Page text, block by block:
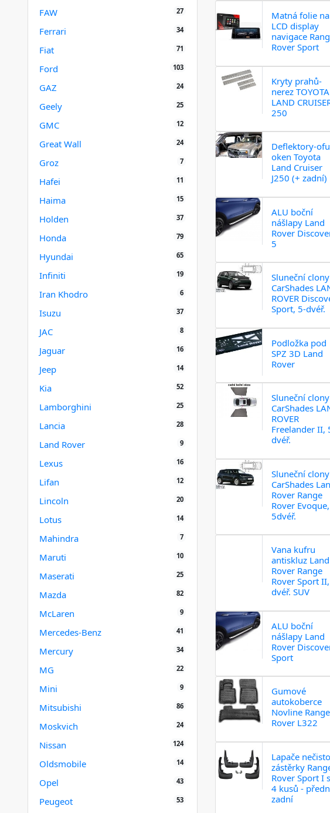
FAW 27
Ferrari 34
Fiat 71
Ford 103
GAZ 24
Geely 25
GMC 12
Great Wall 24
Groz 7
Hafei 11
Haima 15
Holden 37
Honda 79
Hyundai 65
Infiniti 19
Iran Khodro 6
Isuzu 37
JAC 8
Jaguar 16
Jeep 14
Kia 52
Lamborghini 25
Lancia 28
Land Rover 9
Lexus 16
Lifan 12
Lincoln 20
Lotus 14
Mahindra 7
Maruti 10
Maserati 25
Mazda 82
McLaren 9
Mercedes-Benz 41
Mercury 34
MG 22
Mini 9
Mitsubishi 86
Moskvich 24
Nissan 124
Oldsmobile 14
Opel 43
Peugeot 53
Matná folie na
LCD display
navigace
Rover Sport
Kryty prahů-
nerez TOYOTA
LAND
250
Deflektory-
oken Toyota
Land Cruiser
J250 (+ zadní)
ALU boční
nášlapy Land
Rover
5
Sluneční clony
CarShades
ROVER
Sport, 5-dvéř.
Podložka pod
SPZ 3D Land
Rover
Sluneční clony
CarShades
ROVER
Freelander II,
dvéř.
Sluneční clony
CarShades
Rover Range
Rover Evoque,
5dvéř.
Vana kufru
antiskluz Land
Rover Range
Rover Sport
dvéř. SUV
ALU boční
nášlapy Land
Rover
Sport
Gumové
autokoberce
Novline Range
Rover L322
Lapače
zástěrky
Rover Sport I
4 kusů -
zadní